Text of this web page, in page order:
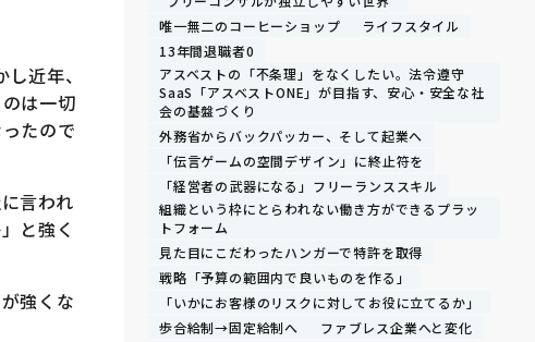
近年、
は一切
たので
言われ
と強く
強くな
唯一無二のコーヒーショップ
ライフスタイル
13年間退職者0
アスベストの「不条理」をなくしたい。法令遵守
SaaS「アスベストONE」が目指す、安心・安全な社
会の基盤づくり
外務省からバックパッカー、そして起業へ
「伝言ゲームの空間デザイン」に終止符を
「経営者の武器になる」フリーランススキル
組織という枠にとらわれない働き方ができるプラッ
トフォーム
見た目にこだわったハンガーで特許を取得
戦略「予算の範囲内で良いものを作る」
「いかにお客様のリスクに対してお役に立てるか」
歩合給制→固定給制へ
ファブレス企業へと変化